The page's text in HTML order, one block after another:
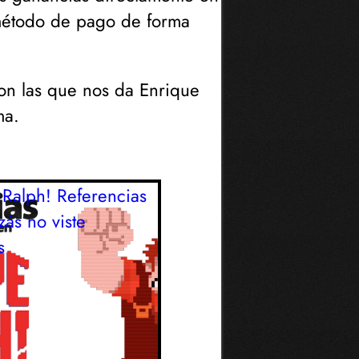
de pago de forma
las que nos da Enrique
Referencias
no viste